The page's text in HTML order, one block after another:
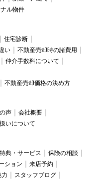
ル物件
住宅診断
い
不動産売却時の諸費用
仲介手数料について
不動産売却価格の決め方
声
会社概要
いについて
特典・サービス
保険の相談
ション
来店予約
力
スタッフブログ